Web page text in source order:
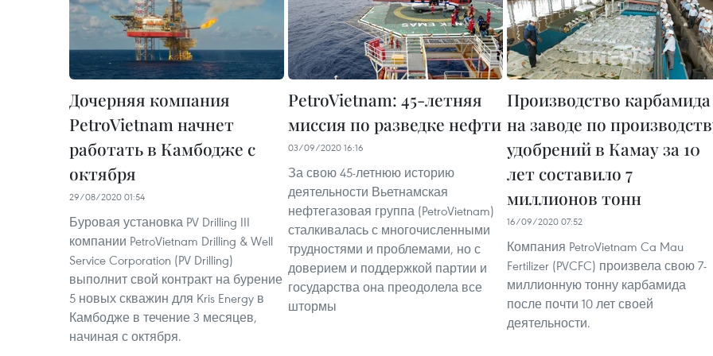
Дочерняя компания
PetroVietnam начнет
работать в Камбодже с
октября
29/08/2020 01:54
Буровая установка PV Drilling III
компании PetroVietnam Drilling & Well
Service Corporation (PV Drilling)
выполнит свой контракт на бурение
5 новых скважин для Kris Energy в
Камбодже в течение 3 месяцев,
начиная с октября.
PetroVietnam: 45-летняя
миссия по разведке нефти
03/09/2020 16:16
За свою 45-летнюю историю
деятельности Вьетнамская
нефтегазовая группа (PetroVietnam)
сталкивалась с многочисленными
трудностями и проблемами, но с
доверием и поддержкой партии и
государства она преодолела все
штормы
Производство карбамида
на заводе по
удобрений в Камау за 10
лет составило 7
миллионов тонн
16/09/2020 07:52
Компания PetroVietnam Ca Mau
Fertilizer (PVCFC) произвела свою 7-
миллионную тонну карбамида
после почти 10 лет своей
деятельности.